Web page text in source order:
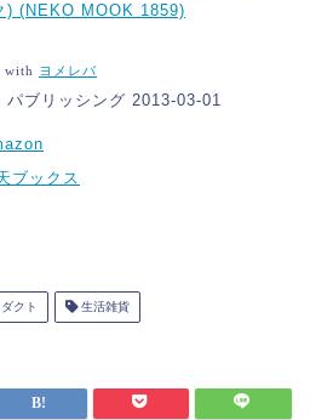
) (NEKO MOOK 1859)
with ヨメレバ
パブリッシング 2013-03-01
ブックス
クト 生活雑貨